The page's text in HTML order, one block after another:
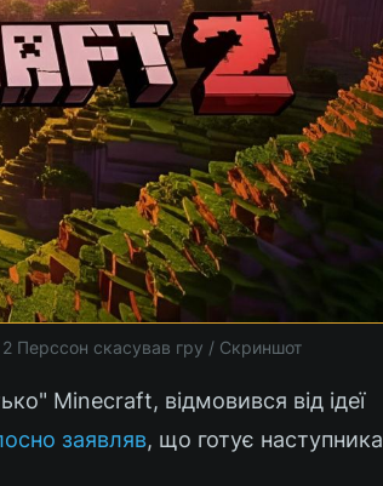
Перссон скасував гру / Скриншот
Minecraft, відмовився від ідеї
заявляв, що готує наступника